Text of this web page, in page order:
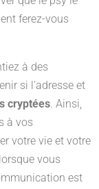
ferez-vous
à des
si l’adresse et
cryptées. Ainsi,
à vos
votre vie et votre
vous
est